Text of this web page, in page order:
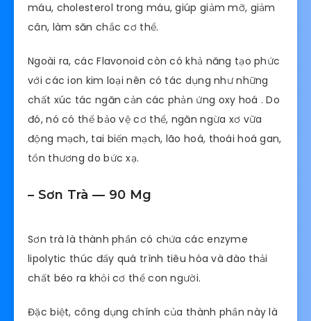
máu, cholesterol trong máu, giúp giảm mỡ, giảm
cân, làm săn chắc cơ thể.
Ngoài ra, các Flavonoid còn có khả năng tạo phức
với các ion kim loại nên có tác dụng như những
chất xúc tác ngăn cản các phản ứng oxy hoá . Do
đó, nó có thể bảo vệ cơ thể, ngăn ngừa xơ vữa
động mạch, tai biến mạch, lão hoá, thoái hoá gan,
tổn thương do bức xạ.
– Sơn Trà — 90 Mg
Sơn trà là thành phần có chứa các enzyme
lipolytic thúc đẩy quá trình tiêu hóa và đào thải
chất béo ra khỏi cơ thể con người.
Đặc biệt, công dụng chính của thành phần này là